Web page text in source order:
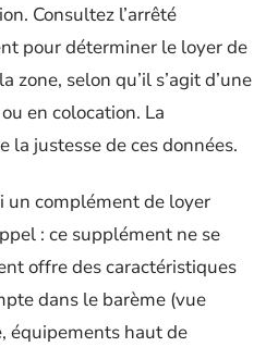
Consultez l’arrêté
pour déterminer le loyer de
zone, selon qu’il s’agit d’une
en colocation. La
la justesse de ces données.
un complément de loyer
: ce supplément ne se
offre des caractéristiques
dans le barème (vue
équipements haut de